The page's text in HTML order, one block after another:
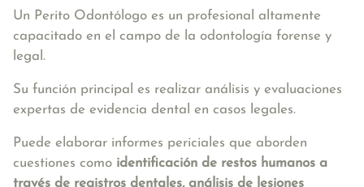
Un Perito Odontólogo es un profesional altamente
capacitado en el campo de la odontología forense y
legal.
Su función principal es realizar análisis y evaluaciones
expertas de evidencia dental en casos legales.
Puede elaborar informes periciales que aborden
cuestiones como identificación de restos humanos a
través de registros dentales, análisis de lesiones